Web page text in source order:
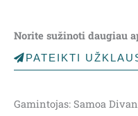
Norite sužinoti daugiau
PATEIKTI
Gamintojas: Samoa